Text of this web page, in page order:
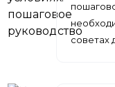
советах